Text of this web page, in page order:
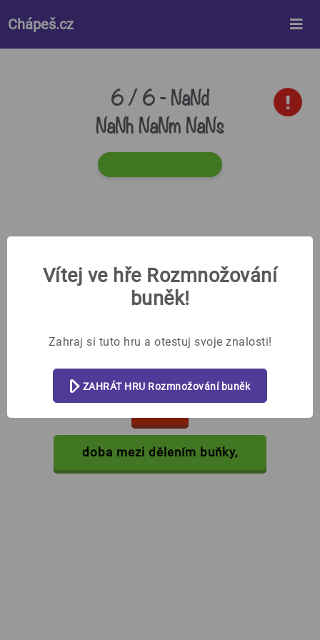
Chápeš.cz
6 / 6 -NaNd
NaNh NaNm NaNs
Co je interfáze?
%%skipbtn%%
Vítej ve hře Rozmnožování
buněk!
Zahraj si tuto hru a otestuj svoje znalosti!
ZAHRÁT HRU Rozmnožování buněk
doba mezi dělením buňky,